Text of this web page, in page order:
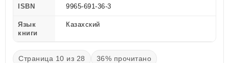
ISBN 9965-691-36-3
Язык
книги
Казахский
Страница 10 из 28 36% прочитано